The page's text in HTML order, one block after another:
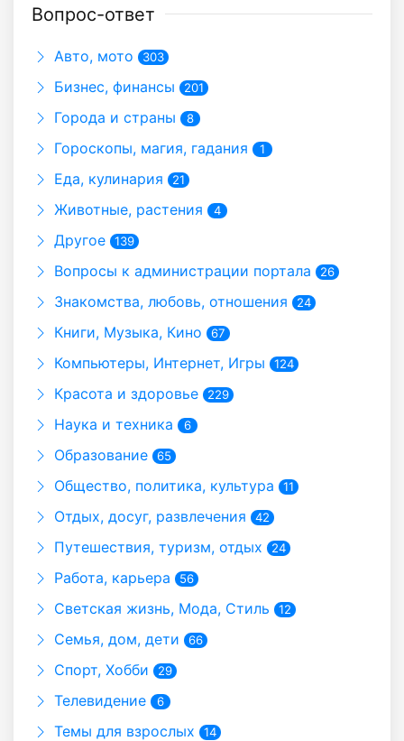
Вопрос-ответ
Авто, мото 303
Бизнес, финансы 201
Города и страны 8
Гороскопы, магия, гадания 1
Еда, кулинария 21
Животные, растения 4
Другое 139
Вопросы к администрации портала 26
Знакомства, любовь, отношения 24
Книги, Музыка, Кино 67
Компьютеры, Интернет, Игры 124
Красота и здоровье 229
Наука и техника 6
Образование 65
Общество, политика, культура 11
Отдых, досуг, развлечения 42
Путешествия, туризм, отдых 24
Работа, карьера 56
Светская жизнь, Мода, Стиль 12
Семья, дом, дети 66
Спорт, Хобби 29
Телевидение 6
Темы для взрослых 14